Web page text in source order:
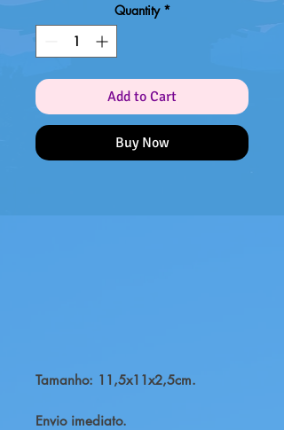
Quantity *
Add to Cart
Buy Now
Tamanho: 11,5x11x2,5cm.
Envio imediato.